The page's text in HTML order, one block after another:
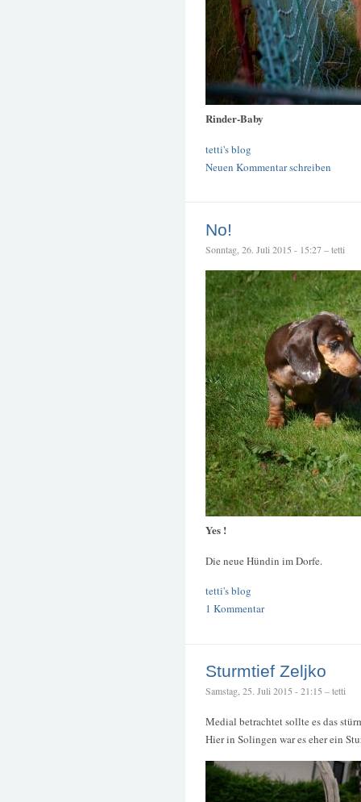
Rinder-Baby
tetti's blog
Neuen Kommentar schreiben
No!
Sonntag, 26. Juli 2015 - 15:27 – tetti
Yes !
Die neue Hündin im Dorfe.
tetti's blog
1 Kommentar
Sturmtief Zeljko
Samstag, 25. Juli 2015 - 21:15 – tetti
Medial betrachtet sollte es das
Hier in Solingen war es eher ein